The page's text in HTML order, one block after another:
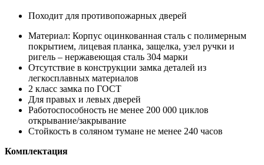
Походит для противопожарных дверей
Материал: Корпус оцинкованная сталь с полимерным
покрытием, лицевая планка, защелка, узел ручки и
ригель – нержавеющая сталь 304 марки
Отсутствие в конструкции замка деталей из
легкосплавных материалов
2 класс замка по ГОСТ
Для правых и левых дверей
Работоспособность не менее 200 000 циклов
открывание/закрывание
Стойкость в соляном тумане не менее 240 часов
Комплектация